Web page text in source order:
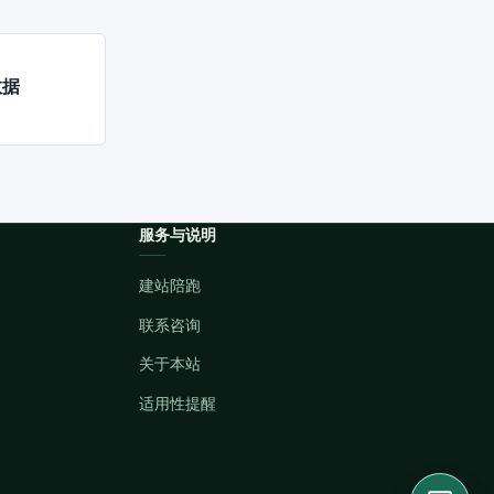
服务与说明
建站陪跑
联系咨询
关于本站
适用性提醒